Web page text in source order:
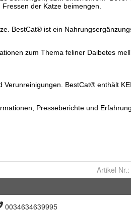
Artikel Nr.:
0034634639995